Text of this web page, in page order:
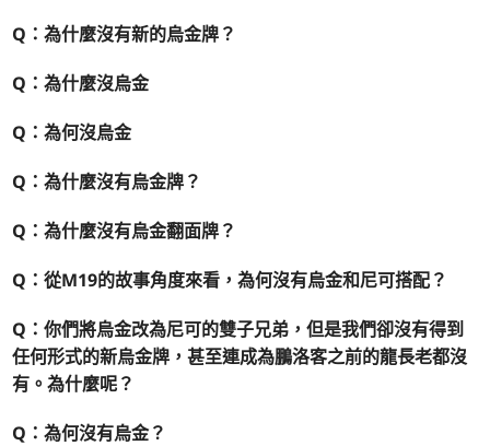
Q：為什麼沒有新的烏金牌？
Q：為什麼沒烏金
Q：為何沒烏金
Q：為什麼沒有烏金牌？
Q：為什麼沒有烏金翻面牌？
Q：從M19的故事角度來看，為何沒有烏金和尼可搭配？
Q：你們將烏金改為尼可的雙子兄弟，但是我們卻沒有得到
任何形式的新烏金牌，甚至連成為鵬洛客之前的龍長老都沒
有。為什麼呢？
Q：為何沒有烏金？